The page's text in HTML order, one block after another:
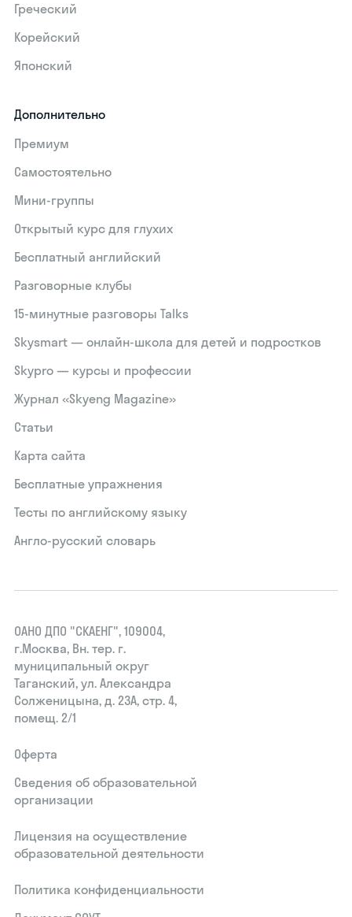
Греческий
Корейский
Японский
Дополнительно
Премиум
Самостоятельно
Мини-группы
Открытый курс для глухих
Бесплатный английский
Разговорные клубы
15‑минутные разговоры Talks
Skysmart — онлайн-школа для детей и подростков
Skypro — курсы и профессии
Журнал «Skyeng Magazine»
Статьи
Карта сайта
Бесплатные упражнения
Тесты по английскому языку
Англо-русский словарь
ОАНО ДПО "СКАЕНГ", 109004,
г.Москва, Вн. тер. г.
муниципальный округ
Таганский, ул. Александра
Солженицына, д. 23А, стр. 4,
помещ. 2/1
Оферта
Сведения об образовательной
организации
Лицензия на осуществление
образовательной деятельности
Политика конфиденциальности